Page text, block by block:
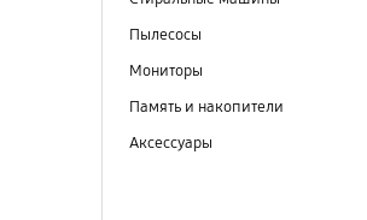
Пылесосы
Мониторы
Память и накопители
Аксессуары